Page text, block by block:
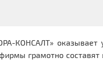
КОНСАЛТ» оказывает
грамотно